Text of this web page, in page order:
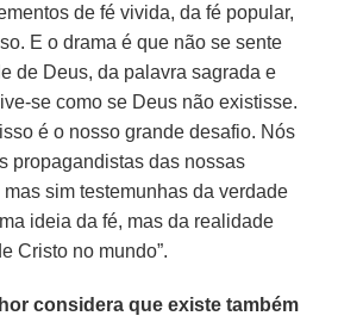
de fé vivida, da fé popular,
E o drama é que não se sente
de Deus, da palavra sagrada e
se como se Deus não existisse.
é o nosso grande desafio. Nós
propagandistas das nossas
sim testemunhas da verdade
ideia da fé, mas da realidade
Cristo no mundo”.
considera que existe também